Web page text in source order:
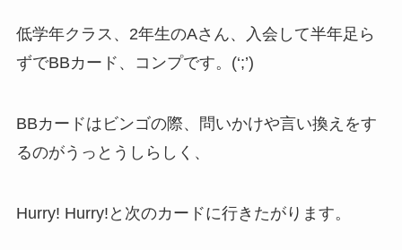
低学年クラス、2年生のAさん、入会して半年足ら
ずでBBカード、コンプです。(‘;’)
BBカードはビンゴの際、問いかけや言い換えをす
るのがうっとうしらしく、
Hurry! Hurry!と次のカードに行きたがります。